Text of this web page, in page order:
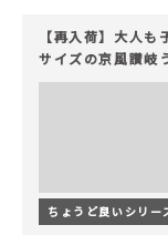
【再入荷】大人
サイズの京風讃岐
ちょうど良いシリー